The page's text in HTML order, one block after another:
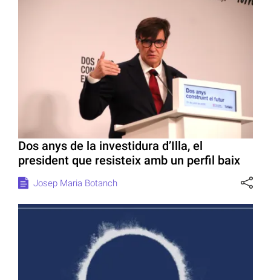
Dos anys de la investidura d’Illa, el
president que resisteix amb un perfil baix
Josep Maria Botanch